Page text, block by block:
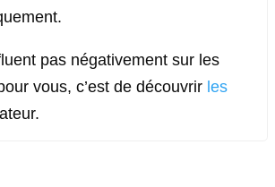
pas négativement sur les
vous, c’est de découvrir les